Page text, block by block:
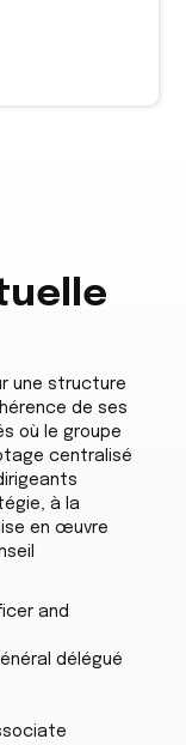
une structure
de ses
où le groupe
centralisé
à la
en œuvre
and
délégué